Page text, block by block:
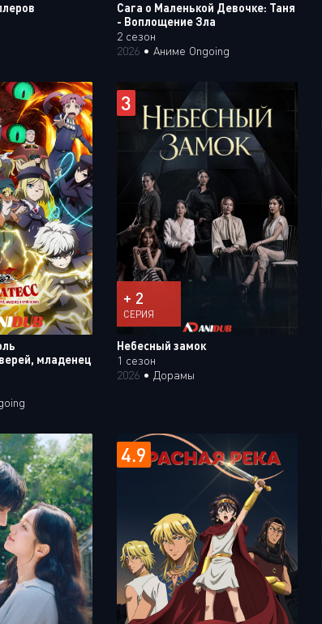
Сага о Маленькой Девочке: Таня
- Воплощение Зла
2 сезон
2026 •Аниме Ongoing
младенец
3
+ 2
СЕРИЯ
Небесный замок
1 сезон
2026 • Дорамы
4.9